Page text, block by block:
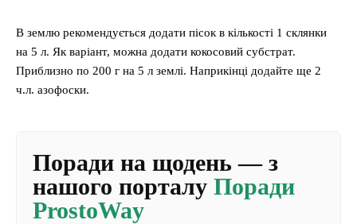
В землю рекомендується додати пісок в кількості 1 склянки
на 5 л. Як варіант, можна додати кокосовий субстрат.
Приблизно по 200 г на 5 л землі. Наприкінці додайте ще 2
ч.л. азофоски.
Поради на щодень — з
нашого порталу Поради
ProstoWay